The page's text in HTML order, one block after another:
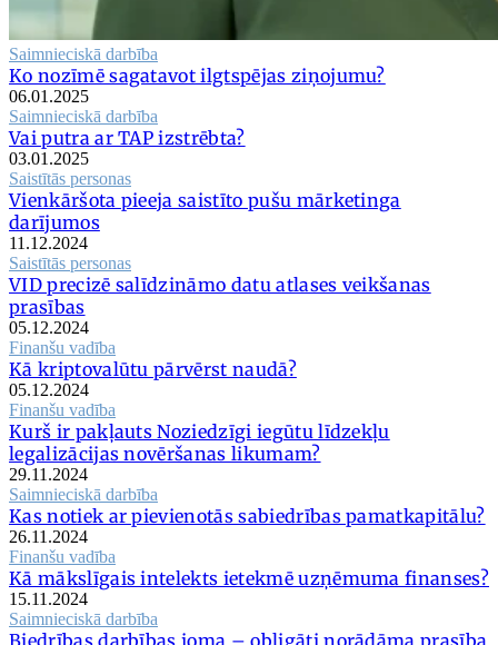
Saimnieciskā darbība
Ko nozīmē sagatavot ilgtspējas ziņojumu?
06.01.2025
Saimnieciskā darbība
Vai putra ar TAP izstrēbta?
03.01.2025
Saistītās personas
Vienkāršota pieeja saistīto pušu mārketinga
darījumos
11.12.2024
Saistītās personas
VID precizē salīdzināmo datu atlases veikšanas
prasības
05.12.2024
Finanšu vadība
Kā kriptovalūtu pārvērst naudā?
05.12.2024
Finanšu vadība
Kurš ir pakļauts Noziedzīgi iegūtu līdzekļu
legalizācijas novēršanas likumam?
29.11.2024
Saimnieciskā darbība
Kas notiek ar pievienotās sabiedrības pamatkapitālu?
26.11.2024
Finanšu vadība
Kā mākslīgais intelekts ietekmē uzņēmuma finanses?
15.11.2024
Saimnieciskā darbība